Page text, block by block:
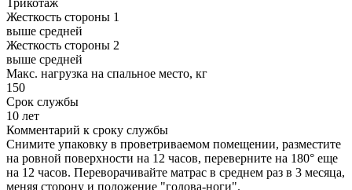
Жесткость стороны 1
выше средней
Жесткость стороны 2
выше средней
Макс. нагрузка на спальное место, кг
150
Срок службы
10 лет
Комментарий к сроку службы
Снимите упаковку в проветриваемом помещении, разместите
на ровной поверхности на 12 часов, переверните на 180° еще
на 12 часов. Переворачивайте матрас в среднем раз в 3 месяца,
меняя сторону и положение "голова-ноги".